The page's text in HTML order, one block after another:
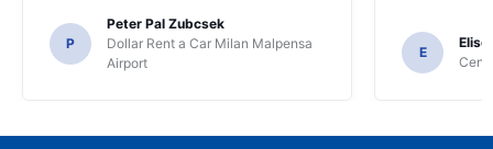
P
Peter Pal Zubcsek
Dollar Rent a Car Milan Malpensa
Airport
E